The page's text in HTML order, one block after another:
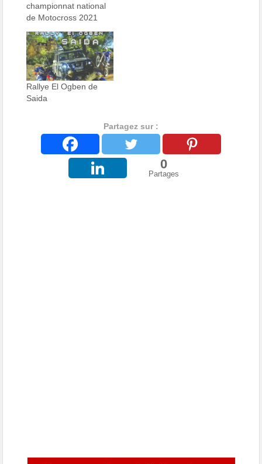
championnat national
de Motocross 2021
Rallye El Ogben de
Saida
Partagez sur :
0
Partages